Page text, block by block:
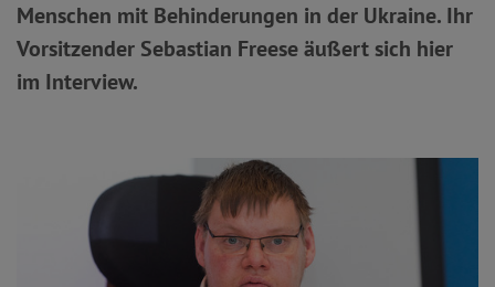
Menschen mit Behinderungen in der Ukraine. Ihr
Vorsitzender Sebastian Freese äußert sich hier
im Interview.